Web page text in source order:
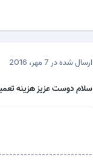
ارسال شده در 7 مهر، 2016
سلام دوست عزیز هزینه تعمیرش